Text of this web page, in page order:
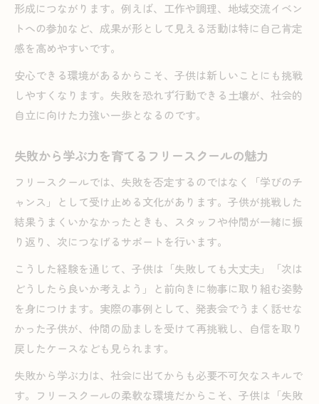
形成につながります。例えば、工作や調理、地域交流イベン
トへの参加など、成果が形として見える活動は特に自己肯定
感を高めやすいです。
安心できる環境があるからこそ、子供は新しいことにも挑戦
しやすくなります。失敗を恐れず行動できる土壌が、社会的
自立に向けた力強い一歩となるのです。
失敗から学ぶ力を育てるフリースクールの魅力
フリースクールでは、失敗を否定するのではなく「学びのチ
ャンス」として受け止める文化があります。子供が挑戦した
結果うまくいかなかったときも、スタッフや仲間が一緒に振
り返り、次につなげるサポートを行います。
こうした経験を通じて、子供は「失敗しても大丈夫」「次は
どうしたら良いか考えよう」と前向きに物事に取り組む姿勢
を身につけます。実際の事例として、発表会でうまく話せな
かった子供が、仲間の励ましを受けて再挑戦し、自信を取り
戻したケースなども見られます。
失敗から学ぶ力は、社会に出てからも必要不可欠なスキルで
す。フリースクールの柔軟な環境だからこそ、子供は「失敗